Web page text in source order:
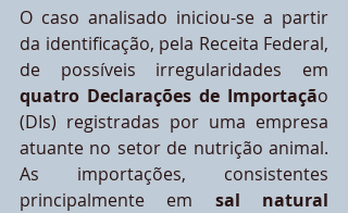
O caso analisado iniciou-se a partir
da identificação, pela Receita Federal,
quatro Declarações de Importação
(DIs) registradas por uma empresa
atuante no setor de nutrição animal.
As importações, consistentes
principalmente em sal natural